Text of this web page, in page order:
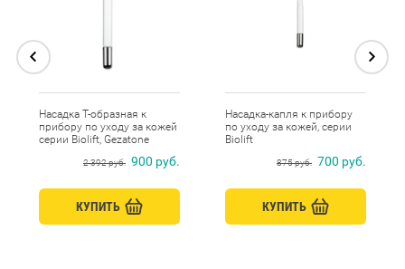
Насадка Т-образная к
прибору по уходу за кожей
серии Biolift, Gezatone
2 392 руб. 900 руб.
КУПИТЬ
Насадка-капля к прибору
по уходу за кожей, серии
Biolift
875 руб. 700 руб.
КУПИТЬ